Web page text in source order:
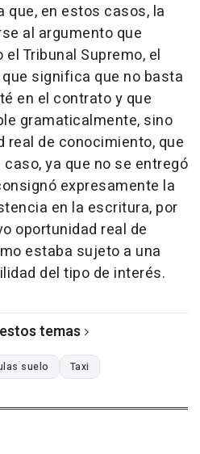
que, en estos casos, la
al argumento que
Tribunal Supremo, el
significa que no basta
en el contrato y que
gramaticalmente, sino
de conocimiento, que
ya que no se entregó
expresamente la
en la escritura, por
oportunidad real de
estaba sujeto a una
del tipo de interés.
temas
suelo Taxi